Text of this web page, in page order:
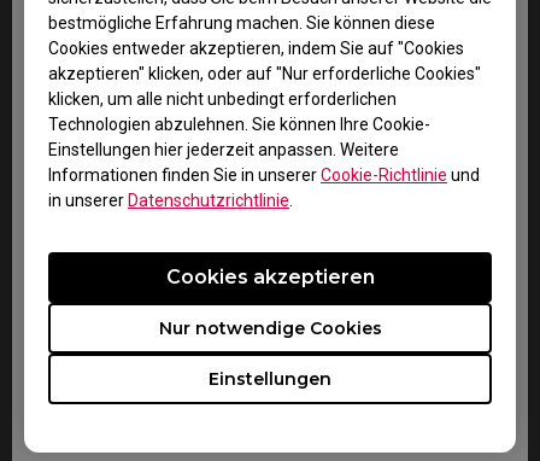
bestmögliche Erfahrung machen. Sie können diese
Cookies entweder akzeptieren, indem Sie auf "Cookies
akzeptieren" klicken, oder auf "Nur erforderliche Cookies"
klicken, um alle nicht unbedingt erforderlichen
Technologien abzulehnen. Sie können Ihre Cookie-
Einstellungen hier jederzeit anpassen. Weitere
Informationen finden Sie in unsererCookie-Richtlinie und
in unserer Datenschutzrichtlinie
Einstellungen
Nur notwendige Cookies
Cookies akzeptieren
2. Anschließend erhalten Sie eine E-Mail vom BenQ
Technical Support Team („BenQ Team“). Das BenQ Team
wird versuchen, Sie im Rahmen einer Fehlerbehebung
zu unterstützen oder aber den Fehler bestätigen.
3. Sobald der Fehler durch Ihren Sachbearbeiter
bestätigt worden ist, wird eine RMA-Nummer für Ihr
Produkt ausgestellt.
sei denn, durch BenQ wurde eine Rücksendung an einen
autorisierten Dienstleister bestimmt. Wurde Ihnen das
Produkt beschädigt ausgeliefert, bitten wir Sie, die
nachfolgenden Informationen parat zu halten.
Das hilft uns dabei nachzuvollziehen, ob der Schaden